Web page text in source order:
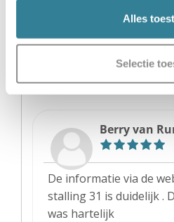
Alles
Selectie
zonder afspraak met
kan niemand het
Berry van
De informatie via de
stalling 31 is duidelijk .
was hartelijk